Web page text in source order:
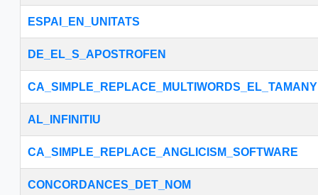
ESPAI_EN_UNITATS
DE_EL_S_APOSTROFEN
CA_SIMPLE_REPLACE_MULTIWORDS_EL_TAMANY
AL_INFINITIU
CA_SIMPLE_REPLACE_ANGLICISM_SOFTWARE
CONCORDANCES_DET_NOM